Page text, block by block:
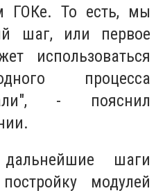
ГОКе. То есть, мы
шаг, или первое
использоваться
процесса
- пояснил
шаги
модулей